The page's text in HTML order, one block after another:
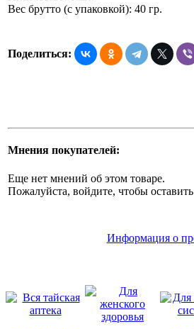
Вес брутто (с упаковкой): 40 гр.
Поделиться:
Мнения покупателей:
Еще нет мнений об этом товаре.
Пожалуйста, войдите, чтобы
Информация о